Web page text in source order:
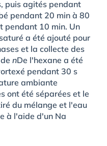
puis agités pendant
pendant 20 min à 80
pendant 10 min. Un
a été ajouté pour
et la collecte des
denDe l'hexane a été
pendant 30 s
ambiante
ont été séparées et le
du mélange et l'eau
à l'aide d'un Na